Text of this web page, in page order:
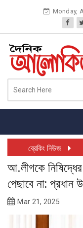
Monday,
ব্রেকিং নিউজ
আ.লীগকে নিষিদ্ধের
পেছাবে না: প্রধান
Mar 21, 2025